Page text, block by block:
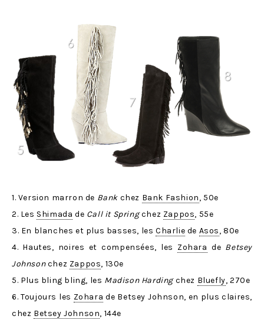
1. Version marron de Bank chez Bank Fashion, 50e
2. Les Shimada de Call it Springchez Zappos, 55e
3. En blanches et plus basses, lesCharlie de Asos, 80e
4. Hautes, noires et compensées, les Zohara de Betsey
Johnsonchez Zappos, 130e
5. Plus bling bling, les Madison Hardingchez Bluefly, 270e
6. Toujours les Zohara de Betsey Johnson, en plus claires,
chez Betsey Johnson, 144e